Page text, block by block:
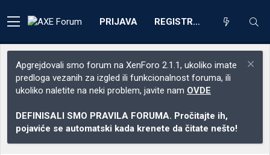
PRIJAVA REGISTRACIJA
Apgrejdovali smo forum na XenForo 2.1.1, ukoliko imate
predloga vezanih za izgled ili funkcionalnost foruma, ili
ukoliko naletite na neki problem, javite nam OVDE
DEFINISALI SMO PRAVILA FORUMA. Pročitajte ih,
pojaviće se automatski kada krenete da čitate nešto!